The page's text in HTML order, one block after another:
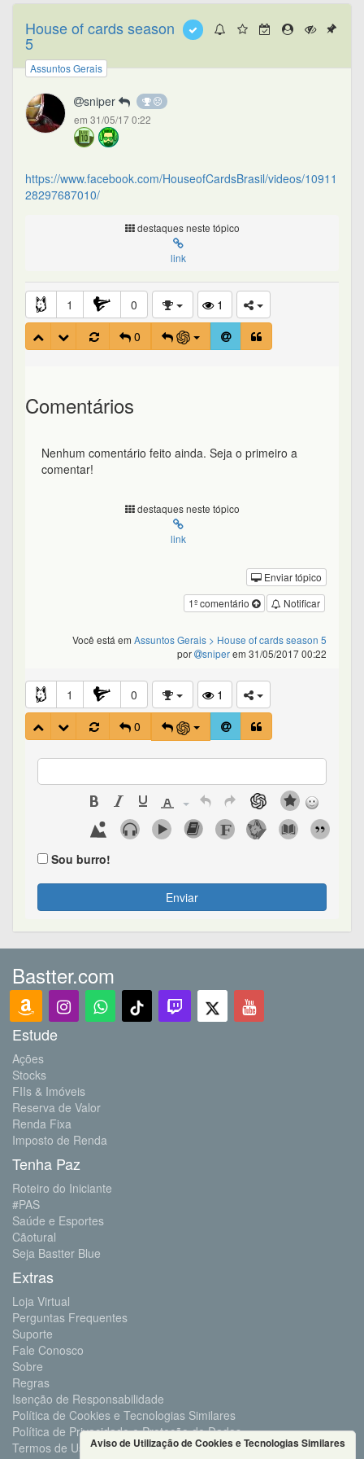
House of cards season
5
Assuntos Gerais
sniper
em 31/05/17 0:22
https://www.facebook.com/HouseofCardsBrasil/videos/10911
28297687010/
destaques neste tópico
link
1 0
1
0
Comentários
Nenhum comentário feito ainda. Seja o primeiro a
comentar!
destaques neste tópico
link
Enviar tópico
Notificar
1º comentário
Você está em Assuntos Gerais > House of cards season 5
por
sniperem 31/05/2017 00:22
1 0
1
0
Sou burro!
Enviar
Bastter.com
Estude
Ações
Stocks
FIIs & Imóveis
Reserva de Valor
Renda Fixa
Imposto de Renda
Tenha Paz
Roteiro do Iniciante
#PAS
Saúde e Esportes
Cãotural
Seja Bastter Blue
Extras
Loja Virtual
Perguntas Frequentes
Suporte
Fale Conosco
Sobre
Regras
Isenção de Responsabilidade
Política de Cookies e Tecnologias Similares
Política de Privacidade e Proteção de Dados
Termos de UsoAviso de Utilização de Cookies e Tecnologias Similares